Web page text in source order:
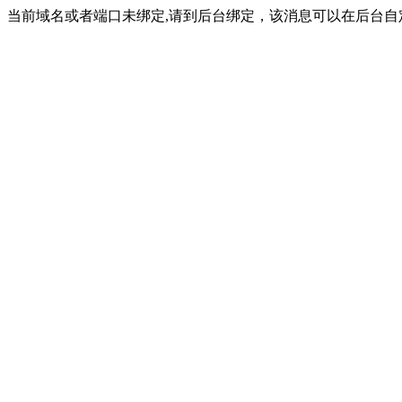
当前域名或者端口未绑定,请到后台绑定，该消息可以在后台自